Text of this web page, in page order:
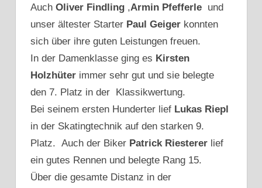
Auch Oliver Findling ,Armin Pfefferle und
unser ältester Starter Paul Geiger konnten
sich über ihre guten Leistungen freuen.
In der Damenklasse ging es Kirsten
Holzhüter immer sehr gut und sie belegte
den 7. Platz in der Klassikwertung.
Bei seinem ersten Hunderter lief Lukas Riepl
in der Skatingtechnik auf den starken 9.
Platz. Auch der Biker Patrick Riesterer lief
ein gutes Rennen und belegte Rang 15.
Über die gesamte Distanz in der